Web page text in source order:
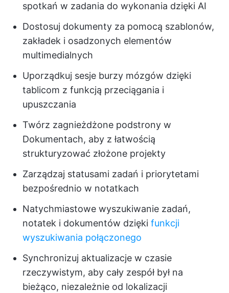
spotkań w zadania do wykonania dzięki AI
Dostosuj dokumenty za pomocą szablonów,
zakładek i osadzonych elementów
multimedialnych
Uporządkuj sesje burzy mózgów dzięki
tablicom z funkcją przeciągania i
upuszczania
Twórz zagnieżdżone podstrony w
Dokumentach, aby z łatwością
strukturyzować złożone projekty
Zarządzaj statusami zadań i priorytetami
bezpośrednio w notatkach
Natychmiastowe wyszukiwanie zadań,
notatek i dokumentów dzięki funkcji
wyszukiwania połączonego
Synchronizuj aktualizacje w czasie
rzeczywistym, aby cały zespół był na
bieżąco, niezależnie od lokalizacji